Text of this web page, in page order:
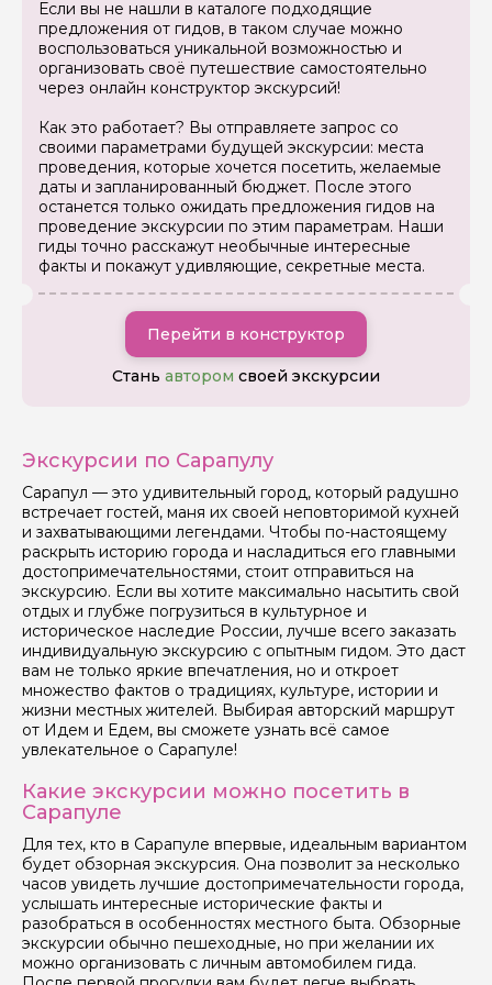
Если вы не нашли в каталоге подходящие
предложения от гидов, в таком случае можно
воспользоваться уникальной возможностью и
организовать своё путешествие самостоятельно
через онлайн конструктор экскурсий!
Как это работает? Вы отправляете запрос со
своими параметрами будущей экскурсии: места
проведения, которые хочется посетить, желаемые
даты и запланированный бюджет. После этого
останется только ожидать предложения гидов на
проведение экскурсии по этим параметрам. Наши
гиды точно расскажут необычные интересные
факты и покажут удивляющие, секретные места.
Перейти в конструктор
Стань автором своей экскурсии
Экскурсии по Сарапулу
Сарапул — это удивительный город, который радушно
встречает гостей, маня их своей неповторимой кухней
и захватывающими легендами. Чтобы по-настоящему
раскрыть историю города и насладиться его главными
достопримечательностями, стоит отправиться на
экскурсию. Если вы хотите максимально насытить свой
отдых и глубже погрузиться в культурное и
историческое наследие России, лучше всего заказать
индивидуальную экскурсию с опытным гидом. Это даст
вам не только яркие впечатления, но и откроет
множество фактов о традициях, культуре, истории и
жизни местных жителей. Выбирая авторский маршрут
от Идем и Едем, вы сможете узнать всё самое
увлекательное о Сарапуле!
Какие экскурсии можно посетить в
Сарапуле
Для тех, кто в Сарапуле впервые, идеальным вариантом
будет обзорная экскурсия. Она позволит за несколько
часов увидеть лучшие достопримечательности города,
услышать интересные исторические факты и
разобраться в особенностях местного быта. Обзорные
экскурсии обычно пешеходные, но при желании их
можно организовать с личным автомобилем гида.
Задайте свой вопрос гиду
Ваш номер телефона
Вопросы и комментарии
Если у вас есть интересующие вопросы, можете их
задать
Я даю своё согласие на обработку персональных
данных
Отправить